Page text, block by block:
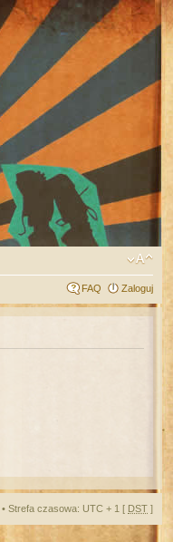
FAQ Zaloguj
• Strefa czasowa: UTC + 1 [ DST ]